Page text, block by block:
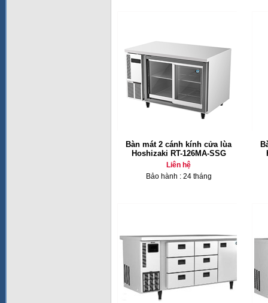
Bàn mát 2 cánh kính cửa lùa
Hoshizaki RT-126MA-SSG
Liên hệ
Bảo hành : 24 tháng